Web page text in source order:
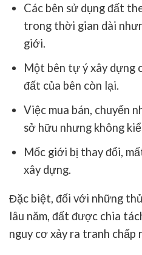
Các bên sử dụng đất
trong thời gian dài
giới.
Một bên tự ý xây dựng
đất của bên còn lại.
Việc mua bán, chuyển
sở hữu nhưng không
Mốc giới bị thay đổi,
xây dựng.
Đặc biệt, đối với những
lâu năm, đất được chia
nguy cơ xảy ra tranh chấp